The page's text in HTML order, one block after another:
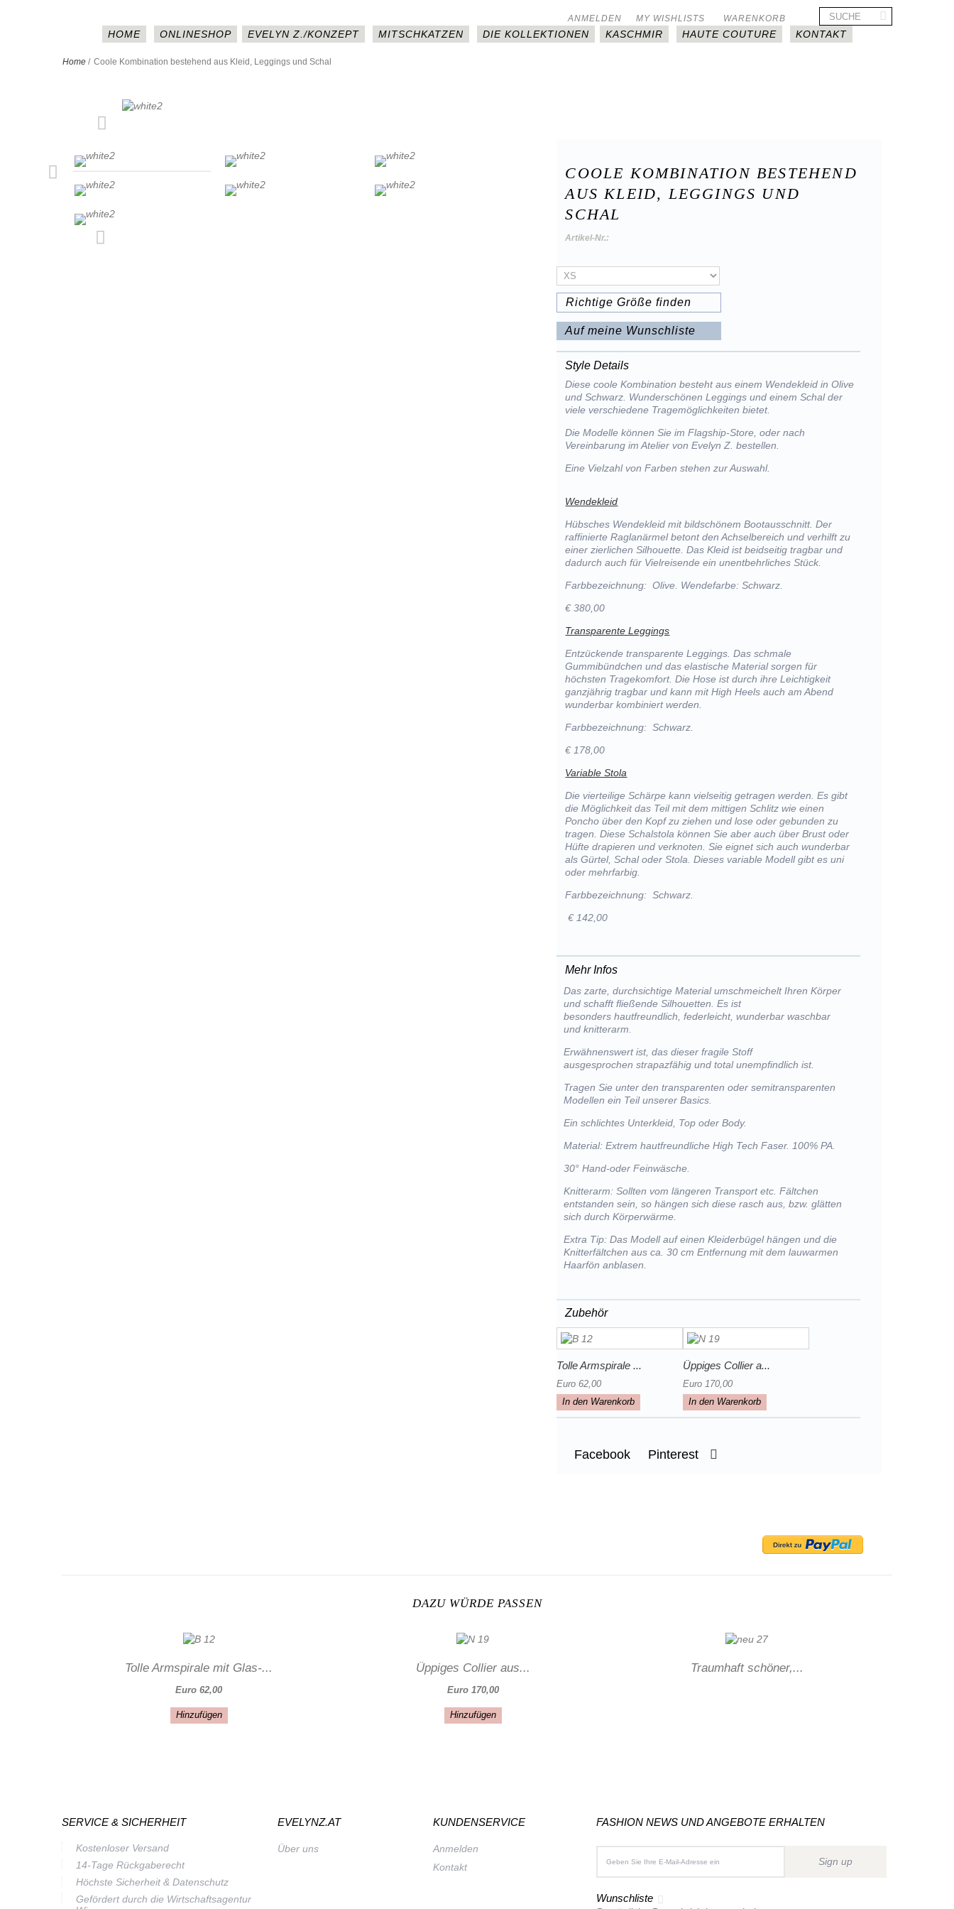
WARENKORB
MY WISHLISTS
ANMELDEN
HOME ONLINESHOP EVELYN Z./KONZEPT MITSCHKATZEN DIE KOLLEKTIONEN KASCHMIR HAUTE COUTURE KONTAKT
Home / Coole Kombination bestehend aus Kleid, Leggings und Schal
COOLE KOMBINATION BESTEHEND
AUS KLEID, LEGGINGS UND
SCHAL
Artikel-Nr.:
Richtige Größe finden
Auf meine Wunschliste
Style Details
Diese coole Kombination besteht aus einem Wendekleid in Olive
und Schwarz. Wunderschönen Leggings und einem Schal der
viele verschiedene Tragemöglichkeiten bietet.
Die Modelle können Sie im Flagship-Store, oder nach
Vereinbarung im Atelier von Evelyn Z. bestellen.
Eine Vielzahl von Farben stehen zur Auswahl.
Wendekleid
Hübsches Wendekleid mit bildschönem Bootausschnitt. Der
raffinierte Raglanärmel betont den Achselbereich und verhilft zu
einer zierlichen Silhouette. Das Kleid ist beidseitig tragbar und
dadurch auch für Vielreisende ein unentbehrliches Stück.
Farbbezeichnung: Olive. Wendefarbe: Schwarz.
€ 380,00
Transparente Leggings
Entzückende transparente Leggings. Das schmale
Gummibündchen und das elastische Material sorgen für
höchsten Tragekomfort. Die Hose ist durch ihre Leichtigkeit
ganzjährig tragbar und kann mit High Heels auch am Abend
wunderbar kombiniert werden.
Farbbezeichnung: Schwarz.
€ 178,00
Variable Stola
Die vierteilige Schärpe kann vielseitig getragen werden. Es gibt
die Möglichkeit das Teil mit dem mittigen Schlitz wie einen
Poncho über den Kopf zu ziehen und lose oder gebunden zu
tragen. Diese Schalstola können Sie aber auch über Brust oder
Hüfte drapieren und verknoten. Sie eignet sich auch wunderbar
als Gürtel, Schal oder Stola. Dieses variable Modell gibt es uni
oder mehrfarbig.
Farbbezeichnung: Schwarz.
€ 142,00
Mehr Infos
Das zarte, durchsichtige Material umschmeichelt Ihren Körper
und schafft fließende Silhouetten. Es ist
besonders hautfreundlich, federleicht, wunderbar waschbar
und knitterarm.
Erwähnenswert ist, das dieser fragile Stoff
ausgesprochen strapazfähig und total unempfindlich ist.
Tragen Sie unter den transparenten oder semitransparenten
Modellen ein Teil unserer Basics.
Ein schlichtes Unterkleid, Top oder Body.
Material: Extrem hautfreundliche High Tech Faser. 100% PA.
30° Hand-oder Feinwäsche.
Knitterarm: Sollten vom längeren Transport etc. Fältchen
entstanden sein, so hängen sich diese rasch aus, bzw. glätten
sich durch Körperwärme.
Extra Tip: Das Modell auf einen Kleiderbügel hängen und die
Knitterfältchen aus ca. 30 cm Entfernung mit dem lauwarmen
Haarfön anblasen.
Zubehör
Tolle Armspirale ...
Euro 62,00
In den Warenkorb
Üppiges Collier a...
Euro 170,00
In den Warenkorb
Facebook Pinterest
DAZU WÜRDE PASSEN
Tolle Armspirale mit Glas-...
Euro 62,00
Hinzufügen
Üppiges Collier aus...
Euro 170,00
Hinzufügen
Traumhaft schöner,...
SERVICE & SICHERHEIT
Kostenloser Versand
14-Tage Rückgaberecht
Höchste Sicherheit & Datenschutz
Gefördert durch die Wirtschaftsagentur
EVELYNZ.AT
Über uns
KUNDENSERVICE
Anmelden
Kontakt
FASHION NEWS UND ANGEBOTE ERHALTEN
Sign up
Wunschliste